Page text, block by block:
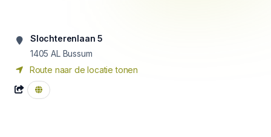
Slochterenlaan 5
1405 AL Bussum
Route naar de locatie tonen